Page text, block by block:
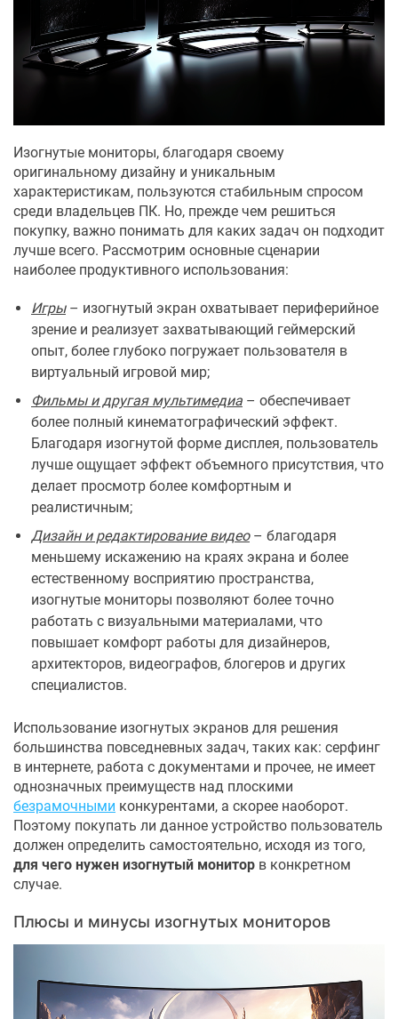
Изогнутые мониторы, благодаря своему
оригинальному дизайну и уникальным
характеристикам, пользуются стабильным спросом
среди владельцев ПК. Но, прежде чем решиться
покупку, важно понимать для каких задач он подходит
лучше всего. Рассмотрим основные сценарии
наиболее продуктивного использования:
Игры– изогнутый экран охватывает периферийное
зрение и реализует захватывающий геймерский
опыт, более глубоко погружает пользователя в
виртуальный игровой мир;
Фильмы и другая мультимедиа – обеспечивает
более полный кинематографический эффект.
Благодаря изогнутой форме дисплея, пользователь
лучше ощущает эффект объемного присутствия, что
делает просмотр более комфортным и
реалистичным;
Дизайн и редактирование видео– благодаря
меньшему искажению на краях экрана и более
естественному восприятию пространства,
изогнутые мониторы позволяют более точно
работать с визуальными материалами, что
повышает комфорт работы для дизайнеров,
архитекторов, видеографов, блогеров и других
специалистов.
Использование изогнутых экранов для решения
большинства повседневных задач, таких как: серфинг
в интернете, работа с документами и прочее, не имеет
однозначных преимуществ над плоскими
безрамочными конкурентами, а скорее наоборот.
Поэтому покупать ли данное устройство пользователь
должен определить самостоятельно, исходя из того,
для чего нужен изогнутый монитор в конкретном
случае.
Плюсы и минусы изогнутых мониторов